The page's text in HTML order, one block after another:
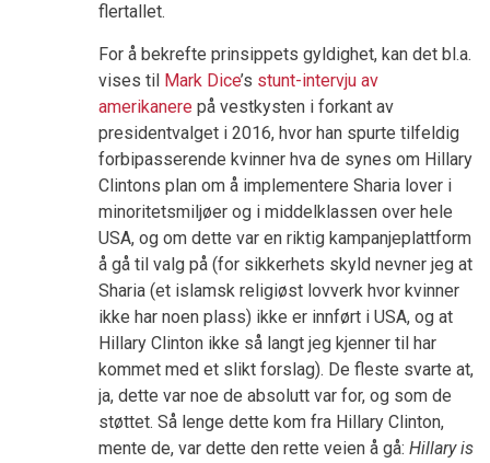
flertallet.
For å bekrefte prinsippets gyldighet, kan det bl.a.
vises til Mark Dice’s stunt-intervju av
amerikanere på vestkysten i forkant av
presidentvalget i 2016, hvor han spurte tilfeldig
forbipasserende kvinner hva de synes om Hillary
Clintons plan om å implementere Sharia lover i
minoritetsmiljøer og i middelklassen over hele
USA, og om dette var en riktig kampanjeplattform
å gå til valg på (for sikkerhets skyld nevner jeg at
Sharia (et islamsk religiøst lovverk hvor kvinner
ikke har noen plass) ikke er innført i USA, og at
Hillary Clinton ikke så langt jeg kjenner til har
kommet med et slikt forslag). De fleste svarte at,
ja, dette var noe de absolutt var for, og som de
støttet. Så lenge dette kom fra Hillary Clinton,
mente de, var dette den rette veien å gå: Hillary is